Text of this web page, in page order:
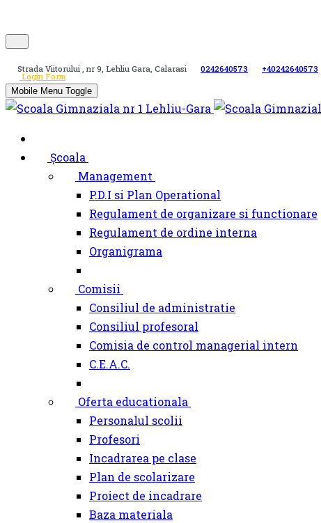
Strada Viitorului , nr 9, Lehliu Gara, Calarasi 0242640573 +40242640573
Login Form
Mobile Menu Toggle
Școala
Management
P.D.I si Plan Operational
Regulament de organizare si functionare
Regulament de ordine interna
Organigrama
Comisii
Consiliul de administratie
Consiliul profesoral
Comisia de control managerial intern
C.E.A.C.
Oferta educationala
Personalul scolii
Profesori
Incadrarea pe clase
Plan de scolarizare
Proiect de incadrare
Baza materiala